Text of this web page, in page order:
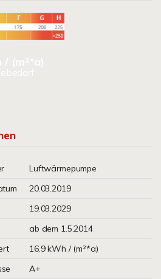
/ (m²*a)
Luftwärmepumpe
20.03.2019
19.03.2029
ab dem 1.5.2014
16.9 kWh / (m²*a)
A+